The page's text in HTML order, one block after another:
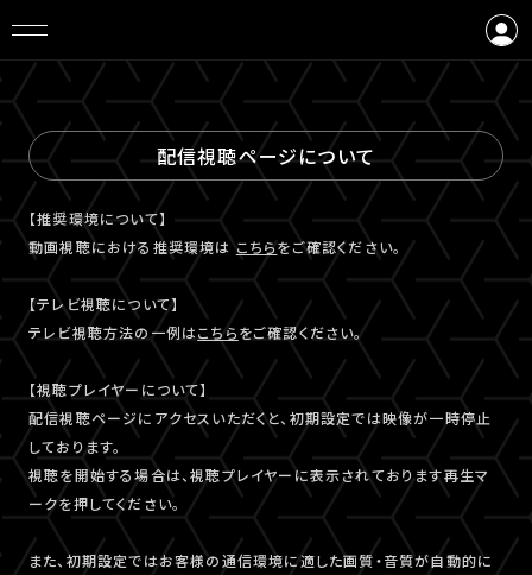
会員登録
配信視聴ページについて
【推奨環境について】
動画視聴における推奨環境はこちらをご確認ください。
【テレビ視聴について】
テレビ視聴⽅法の⼀例はこちらをご確認ください。
【視聴プレイヤーについて】
配信視聴ページにアクセスいただくと、初期設定では映像が一時停止
しております。
視聴を開始する場合は、視聴プレイヤーに表示されております再生マ
ークを押してください。
また、初期設定ではお客様の通信環境に適した画質・音質が自動的に